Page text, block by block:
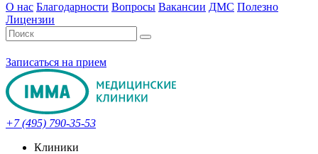
О нас Благодарности Вопросы Вакансии ДМС Полезно
Лицензии
Записаться на прием
+7 (495) 790-35-53
Клиники